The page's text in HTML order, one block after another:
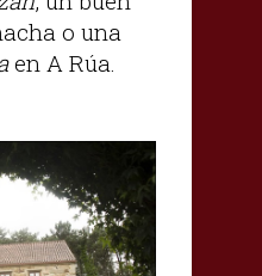
o una
en A Rúa.